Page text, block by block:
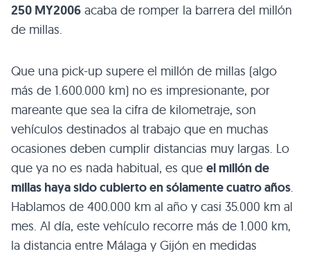
250 MY2006 acaba de romper la barrera del millón
de millas.
Que una pick-up supere el millón de millas (algo
más de 1.600.000 km) no es impresionante, por
mareante que sea la cifra de kilometraje, son
vehículos destinados al trabajo que en muchas
ocasiones deben cumplir distancias muy largas. Lo
que ya no es nada habitual, es que el millón de
millas haya sido cubierto en sólamente cuatro años.
Hablamos de 400.000 km al año y casi 35.000 km al
mes. Al día, este vehículo recorre más de 1.000 km,
la distancia entre Málaga y Gijón en medidas